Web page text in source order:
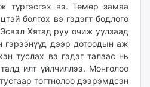
түргэсгэх вэ. Төмөр замаа
болгох вэ гэдэгт бодлого
Хятад руу очиж уулзаад
гэрээнүүд дээр дотоодын аж
туслах вэ гэдэг талаас нь
илт үйлчиллээ. Монголоо
тогтнолоо дээрэмдсэн